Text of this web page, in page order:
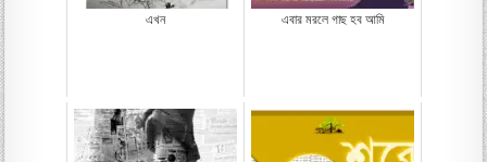
এখন এবার মরলে গাছ হব আমি